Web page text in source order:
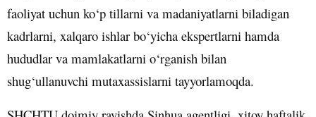
faoliyat uchun ko‘p tillarni va madaniyatlarni biladigan
kadrlarni, xalqaro ishlar bo‘yicha ekspertlarni hamda
hududlar va mamlakatlarni o‘rganish bilan
shug‘ullanuvchi mutaxassislarni tayyorlamoqda.